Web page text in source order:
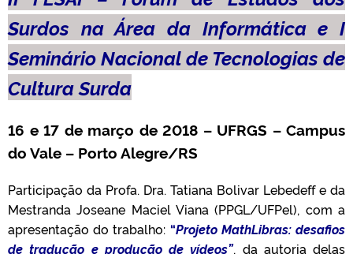
Surdos na Área da Informática e I
Seminário Nacional de Tecnologias de
Cultura Surda
16 e 17 de março de 2018 – UFRGS – Campus
do Vale – Porto Alegre/RS
Participação da Profa. Dra. Tatiana Bolivar Lebedeff e da
Mestranda Joseane Maciel Viana (PPGL/UFPel), com a
apresentação do trabalho: “Projeto MathLibras: desafios
de tradução e produção de vídeos”, da autoria delas